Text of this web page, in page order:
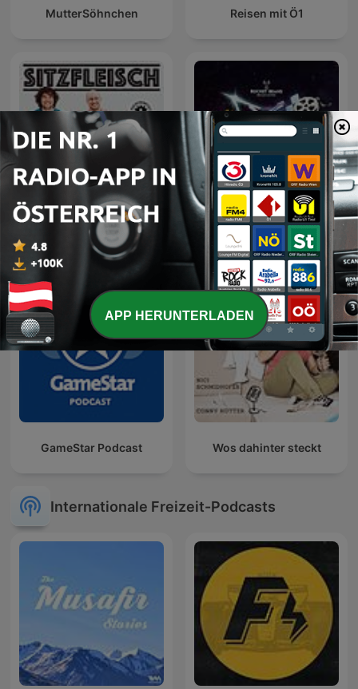
MutterSöhnchen Reisen mit Ö1
Sitzfleisch Plauschangriff
GameStar Podcast Wos dahinter steckt
Internationale Freizeit-Podcasts
APP HERUNTERLADEN